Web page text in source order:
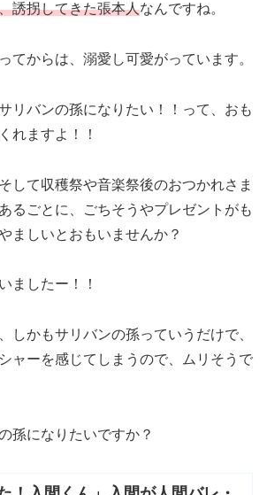
誘拐してきた張本人なんですね。
てからは、溺愛し可愛がっています。
リバンの孫になりたい！！って、おも
れますよ！！
して収穫祭や音楽祭後のおつかれさま
るごとに、ごちそうやプレゼントがも
ましいとおもいませんか？
ましたー！！
、しかもサリバンの孫っていうだけで、
ャーを感じてしまうので、ムリそうで
孫になりたいですか？